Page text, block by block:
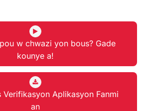
w chwazi yon bous? Gade
kounye a!
Verifikasyon Aplikasyon Fanmi
an